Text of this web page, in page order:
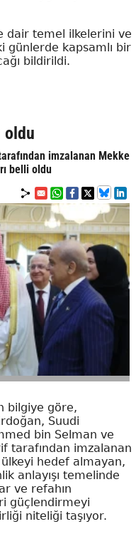
dair temel ilkelerini ve
günlerde kapsamlı bir
bildirildi.
oldu
imzalanan Mekke
belli oldu
bilgiye göre,
Suudi
bin Selman ve
tarafından imzalanan
hedef almayan,
anlayışı temelinde
ve refahın
güçlendirmeyi
niteliği taşıyor.